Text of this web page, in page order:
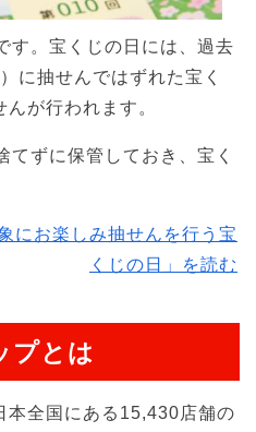
す。宝くじの日には、過去
に抽せんではずれた宝く
が行われます。
ずに保管しておき、宝く
にお楽しみ抽せんを行う宝
くじの日」を読む
プとは
本全国にある15,430店舗の